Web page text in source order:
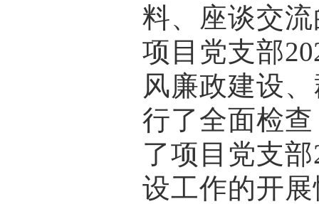
料、座谈交
项目党支部
风廉政建设
行了全面检
了项目党支
设工作的开